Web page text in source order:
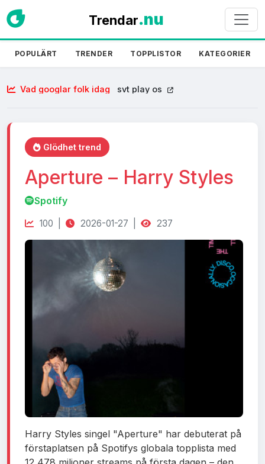
Trendar.nu
POPULÄRT TRENDER TOPPLISTOR KATEGORIER
Vad googlar folk idag svt play os
Glödhet trend
Aperture – Harry Styles
Spotify
100 | 2026-01-27 | 237
Harry Styles singel "Aperture" har debuterat på
förstaplatsen på Spotifys globala topplista med